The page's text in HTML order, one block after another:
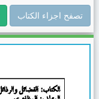
تصفح اجزاء الكتاب